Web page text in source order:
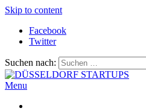
Skip to content
Facebook
Twitter
Suchen nach:
ganzen Rheinland
Menu